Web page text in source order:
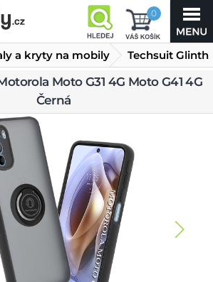
0
a kryty na mobily
Motorola
Techsuit Glinth
Motorola Moto
Moto G31 4G Moto G41 4G
Černá